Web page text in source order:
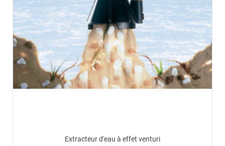
Extracteur d'eau à effet venturi